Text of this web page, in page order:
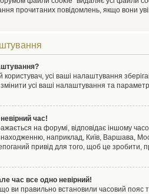
прочитаних повідомлень, якщо вони
усі ваші налаштування
усі ваші налаштування та
час!
на форумі, відповідає іншому
наприклад, Київ, Варшава,
привід для того, щоб це зробити,
час все одно невірний!
ви правильно встановили часовий пояс